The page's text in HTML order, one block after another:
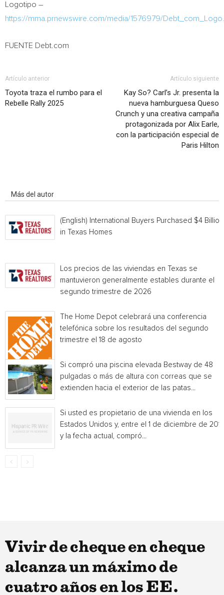
Logotipo –
https://mma.prnewswire.com/media/1576979/
FUENTE Debt.com
Artículo anterior
Toyota traza el rumbo para el
Rebelle Rally 2025
Artículo siguiente
Kay So? Carl’s Jr. presenta la
nueva hamburguesa Queso
Crunch y una creativa campaña
protagonizada por Alix Earle,
con la participación especial de
Paris Hilton
Más del autor
(English) International Buyers Purchased $4 Billion
in Texas Homes
Los precios de las viviendas en Texas se
mantuvieron generalmente estables durante el
segundo trimestre de 2026
The Home Depot celebrará una conferencia
telefónica sobre los resultados del segundo
trimestre el 18 de agosto
Si compró una piscina elevada Bestway de 48
pulgadas o más de altura con correas que se
extienden hacia el exterior de las patas...
Si usted es propietario de una vivienda en los
Estados Unidos y, entre el 1 de diciembre de
y la fecha actual, compró...
Vivir de cheque en cheque
alcanza un máximo de
cuatro años en los EE.